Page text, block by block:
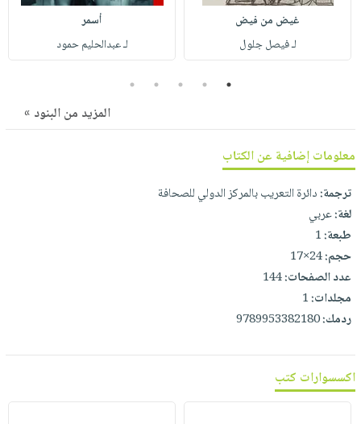
صابون
مناسبات
فيديوهات
يتكرر
نيل
وفرات
انشر
كتابك
تواصل
معنا
غيض من فيض
لـ فيصل جلول
أسمر
لـ عبدالحليم حمود
1
2
3
4
5
المزيد من البنود »
معلومات إضافية عن الكتاب
ترجمة:دائرة التعريب بالمركز الدولي للصحافة
لغة:عربي
طبعة:1
حجم:24×17
عدد الصفحات:144
مجلدات:1
ردمك:9789953382180
اكسسوارات كتب